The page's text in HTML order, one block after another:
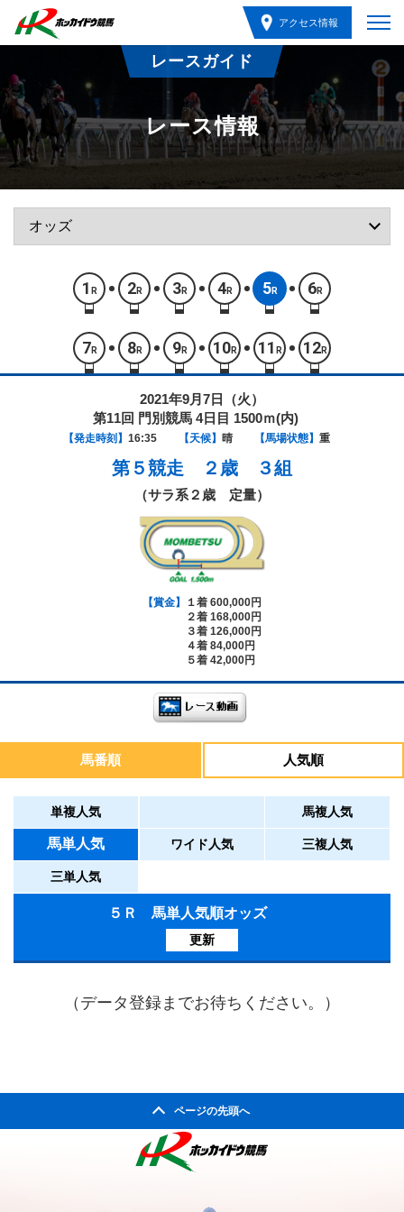
アクセス情報
レースガイド
レース情報
1 R 2R 3R 4R 5R 6R
7 R 8R 9R 10R 11 R 12R
2021年9月7日（火）
第11回 門別競馬 4日目 1500ｍ(内)
【発走時刻】 16:35 【天候】 晴 【馬場状態】 重
第５競走 ２歳 ３組
（サラ系２歳 定量）
【賞金】
１着 600,000円
２着 168,000円
３着 126,000円
４着 84,000円
５着 42,000円
馬番順 人気順
単複人気 馬複人気
馬単人気 ワイド人気 三複人気
三単人気
５Ｒ 馬単人気順オッズ
更新
（データ登録までお待ちください。）
ページの先頭へ